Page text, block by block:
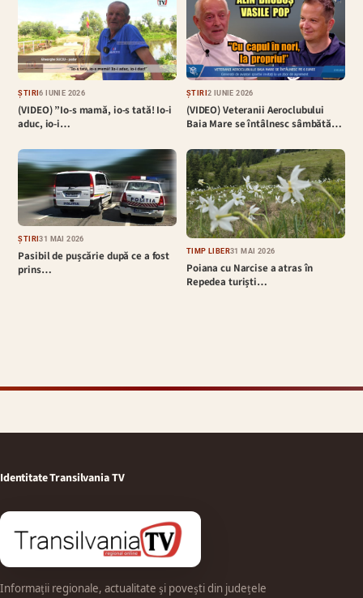
ȘTIRI6 IUNIE 2026
(VIDEO) ”Io-s mamă, io-s tată! Io-i
aduc, io-i…
ȘTIRI2 IUNIE 2026
(VIDEO) Veteranii Aeroclubului
Baia Mare se întâlnesc sâmbătă…
ȘTIRI31 MAI 2026
Pasibil de pușcărie după ce a fost
prins…
TIMP LIBER31 MAI 2026
Poiana cu Narcise a atras în
Repedea turiști…
Identitate Transilvania TV
Informații regionale, actualitate și povești din județele